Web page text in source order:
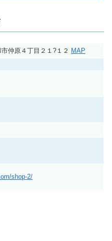
仲原４丁目２１?１２ MAP
shop-2/